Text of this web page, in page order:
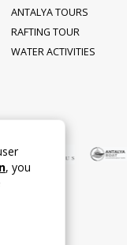
, you
ANTALYA TOURS
RAFTING TOUR
WATER ACTIVITIES